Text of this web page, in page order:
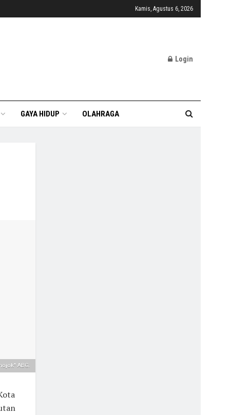
Kamis, Agustus 6, 2026
Login
GAYA HIDUP OLAHRAGA
ABG.